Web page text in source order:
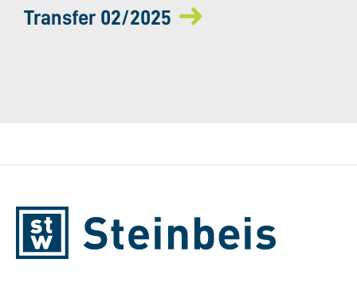
Transfer 02/2025